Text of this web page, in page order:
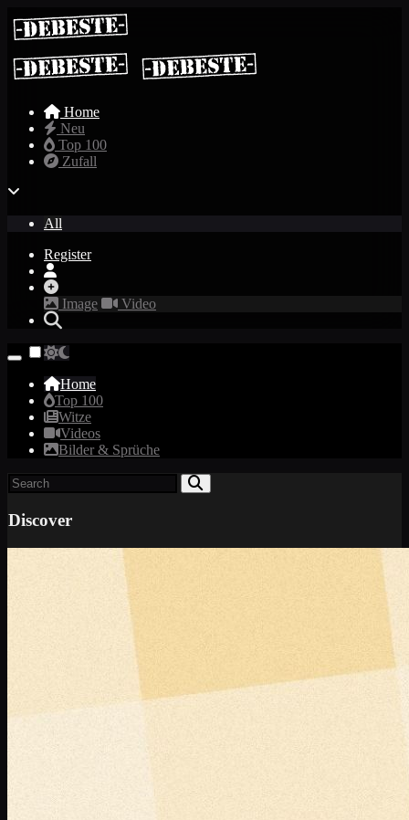
Home
Neu
Top 100
Zufall
All
Register
Image Video
Home
Top 100
Witze
Videos
Bilder & Sprüche
Discover